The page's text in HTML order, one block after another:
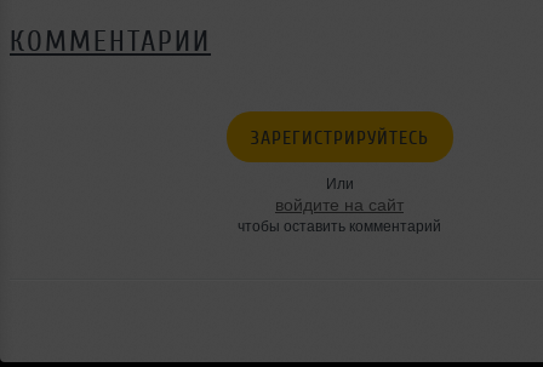
КОММЕНТАРИИ
ЗАРЕГИСТРИРУЙТЕСЬ
Или
войдите на сайт
чтобы оставить комментарий